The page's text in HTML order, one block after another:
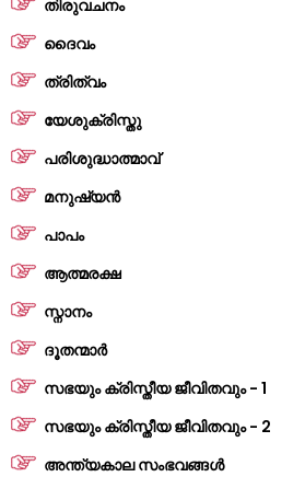
തിരുവചനം
ദൈവം
ത്രിത്വം
യേശുക്രിസ്തു
പരിശുദ്ധാത്മാവ്
മനുഷ്യൻ
പാപം
ആത്മരക്ഷ
സ്നാനം
ദൂതന്മാർ
സഭയും ക്രിസ്തീയ ജീവിതവും - 1
സഭയും ക്രിസ്തീയ ജീവിതവും - 2
അന്ത്യകാല സംഭവങ്ങൾ